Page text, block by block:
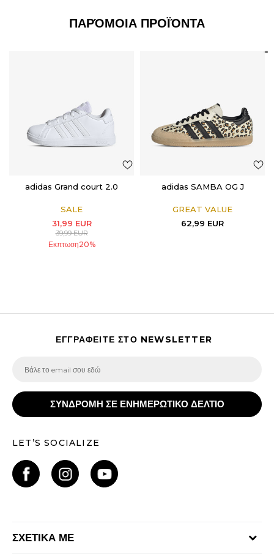
ΠΑΡΌΜΟΙΑ ΠΡΟΪΌΝΤΑ
adidas Grand court 2.0
SALE
31,99 EUR
39,99EUR
Εκπτωση20%
adidas SAMBA OG J
GREAT VALUE
62,99 EUR
ΕΓΓΡΑΦΕΙΤΕ ΣΤΟ NEWSLETTER
ΣΥΝΔΡΟΜΗ ΣΕ ΕΝΗΜΕΡΩΤΙΚΟ ΔΕΛΤΙΟ
LET’S SOCIALIZE
ΣΧΕΤΙΚΑ ΜΕ